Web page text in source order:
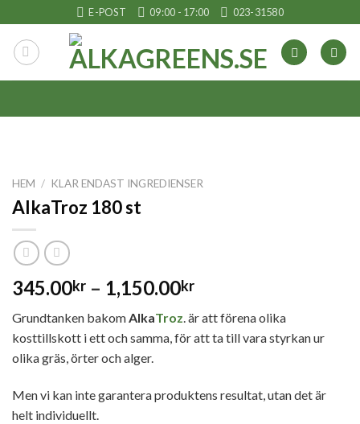
content
E-POST 09:00 - 17:00 023-31580
HEM / KLAR ENDAST INGREDIENSER
AlkaTroz 180 st
345.00kr – 1,150.00kr
Grundtanken bakomAlkaTroz.är att förena olika
kosttillskott i ett och samma, för att ta till vara styrkan ur
olika gräs, örter och alger.
Men vi kan inte garantera produktens resultat, utan det är
helt individuellt.